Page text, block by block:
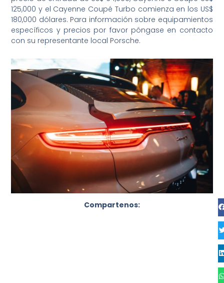
125,000 y el Cayenne Coupé Turbo comienza en los US$
180,000 dólares. Para información sobre equipamientos
específicos y precios por favor póngase en contacto
con su representante local Porsche.
Compartenos: